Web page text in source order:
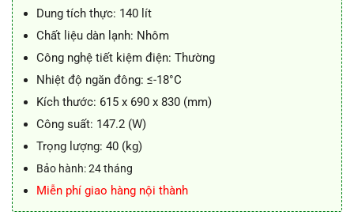
Dung tích thực: 140 lít
Chất liệu dàn lạnh: Nhôm
Công nghệ tiết kiệm điện: Thường
Nhiệt độ ngăn đông: ≤-18°C
Kích thước: 615 x 690 x 830 (mm)
Công suất: 147.2 (W)
Trọng lượng: 40 (kg)
Bảo hành: 24 tháng
Miễn phí giao hàng nội thành